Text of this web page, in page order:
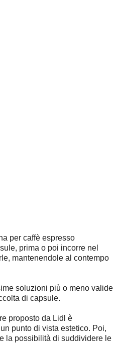
per caffè espresso
prima o poi incorre nel
mantenendole al contempo
soluzioni più o meno valide
di capsule.
proposto da Lidl è
punto di vista estetico. Poi,
la possibilità di suddividere le